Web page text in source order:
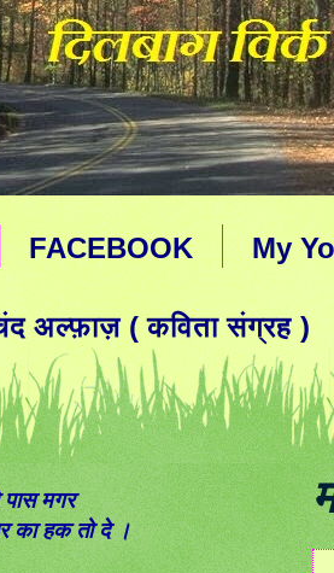
FACEBOOK My
अल्फ़ाज़ ( कविता संग्रह )
पास मगर
का हक तो दे ।